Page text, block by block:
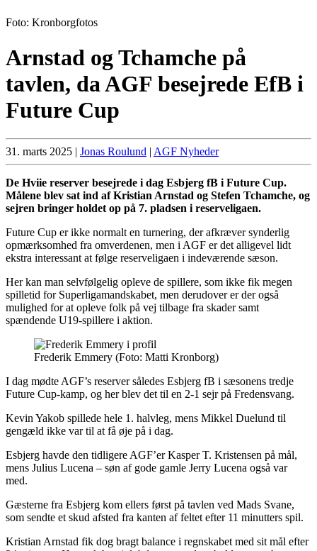
Foto: Kronborgfotos
Arnstad og Tchamche på
tavlen, da AGF besejrede EfB i
Future Cup
31. marts 2025 | Jonas Roulund | AGF Nyheder
De Hviie reserver besejrede i dag Esbjerg fB i Future Cup.
Målene blev sat ind af Kristian Arnstad og Stefen Tchamche, og
sejren bringer holdet op på 7. pladsen i reserveligaen.
Future Cup er ikke normalt en turnering, der afkræver synderlig
opmærksomhed fra omverdenen, men i AGF er det alligevel lidt
ekstra interessant at følge reserveligaen i indeværende sæson.
Her kan man selvfølgelig opleve de spillere, som ikke fik megen
spilletid for Superligamandskabet, men derudover er der også
mulighed for at opleve folk på vej tilbage fra skader samt
spændende U19-spillere i aktion.
Frederik Emmery (Foto: Matti Kronborg)
I dag mødte AGF’s reserver således Esbjerg fB i sæsonens tredje
Future Cup-kamp, og her blev det til en 2-1 sejr på Fredensvang.
Kevin Yakob spillede hele 1. halvleg, mens Mikkel Duelund til
gengæld ikke var til at få øje på i dag.
Esbjerg havde den tidligere AGF’er Kasper T. Kristensen på mål,
mens Julius Lucena – søn af gode gamle Jerry Lucena også var
med.
Gæsterne fra Esbjerg kom ellers først på tavlen ved Mads Svane,
som sendte et skud afsted fra kanten af feltet efter 11 minutters spil.
Kristian Arnstad fik dog bragt balance i regnskabet med sit mål efter